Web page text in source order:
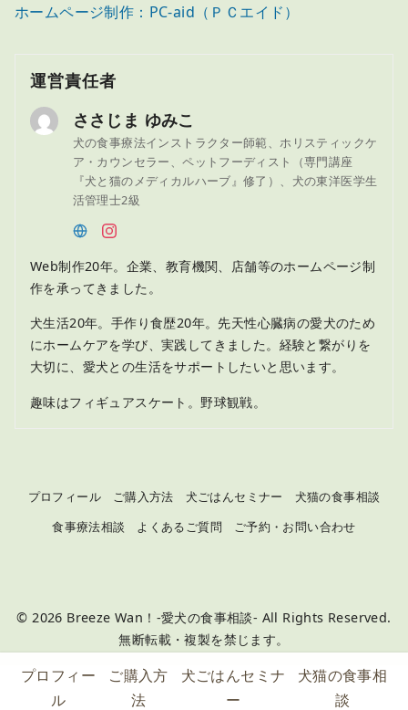
ホームページ制作： PC-aid（ＰＣエイド）
運営責任者
ささじま ゆみこ
犬の食事療法インストラクター師範、ホリスティックケ
ア・カウンセラー、ペットフーディスト（専門講座
『犬と猫のメディカルハーブ』修了）、犬の東洋医学生
活管理士2級
Web制作20年。企業、教育機関、店舗等のホームページ制
作を承ってきました。
犬生活20年。手作り食歴20年。先天性心臓病の愛犬のため
にホームケアを学び、実践してきました。経験と繋がりを
大切に、愛犬との生活をサポートしたいと思います。
趣味はフィギュアスケート。野球観戦。
プロフィール ご購入方法 犬ごはんセミナー
犬猫の食事相談
食事療法相談
よくあるご質問 ご予約・お問い合わせ
© 2026 Breeze Wan！-愛犬の食事相談- All Rights Reserved.
無断転載・複製を禁じます。
プロフィー
ル
ご購入方
法
犬ごはんセミナ
ー
犬猫の食事相
談